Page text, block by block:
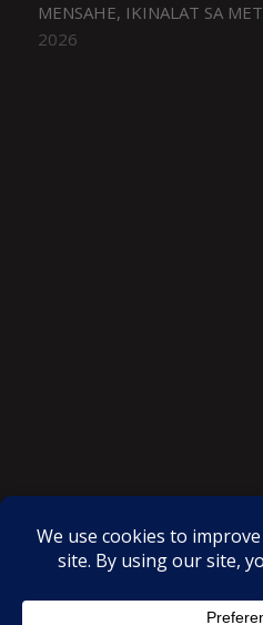
MENSAHE, IKINALAT SA
2026